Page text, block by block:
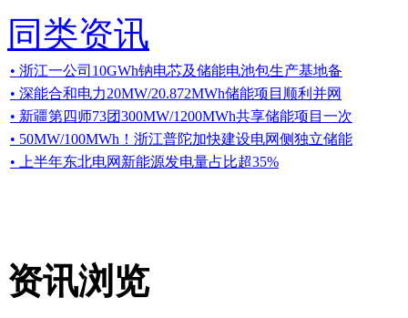
同类资讯
• 浙江一公司10GWh钠电芯及储能电池包生产基地备
• 深能合和电力20MW/20.872MWh储能项目顺利并网
• 新疆第四师73团300MW/1200MWh共享储能项目一次
• 50MW/100MWh！浙江普陀加快建设电网侧独立储能
• 上半年东北电网新能源发电量占比超35%
资讯浏览